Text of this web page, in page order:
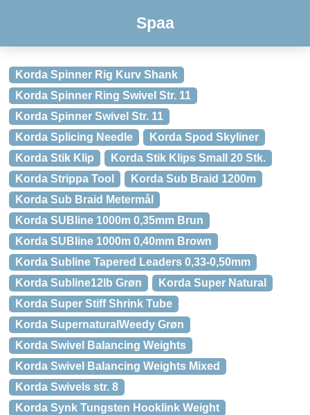
Spaa
Korda Spinner Rig Kurv Shank
Korda Spinner Ring Swivel Str. 11
Korda Spinner Swivel Str. 11
Korda Splicing Needle
Korda Spod Skyliner
Korda Stik Klip
Korda Stik Klips Small 20 Stk.
Korda Strippa Tool
Korda Sub Braid 1200m
Korda Sub Braid Metermål
Korda SUBline 1000m 0,35mm Brun
Korda SUBline 1000m 0,40mm Brown
Korda Subline Tapered Leaders 0,33-0,50mm
Korda Subline12lb Grøn
Korda Super Natural
Korda Super Stiff Shrink Tube
Korda SupernaturalWeedy Grøn
Korda Swivel Balancing Weights
Korda Swivel Balancing Weights Mixed
Korda Swivels str. 8
Korda Synk Tungsten Hooklink Weight